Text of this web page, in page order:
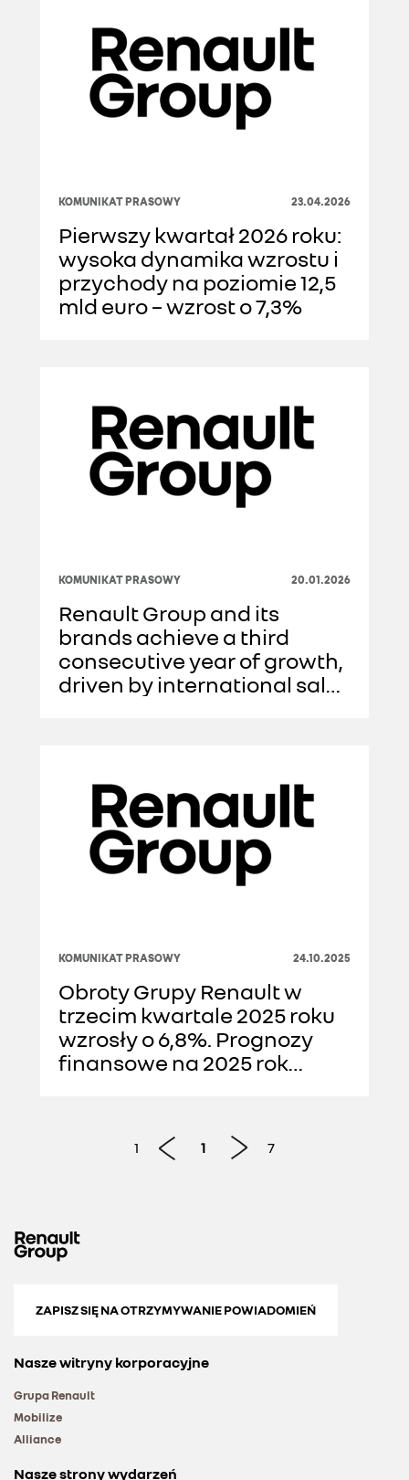
KOMUNIKAT PRASOWY 23.04.2026
Pierwszy kwartał 2026 roku:
wysoka dynamika wzrostu i
przychody na poziomie 12,5
mld euro – wzrost o 7,3%
KOMUNIKAT PRASOWY 20.01.2026
Renault Group and its
brands achieve a third
consecutive year of growth,
driven by international sales
KOMUNIKAT PRASOWY 24.10.2025
Obroty Grupy Renault w
trzecim kwartale 2025 roku
wzrosły o 6,8%. Prognozy
finansowe na 2025 rok
1 1 7
ZAPISZ SIĘ NA OTRZYMYWANIE POWIADOMIEŃ
Nasze witryny korporacyjne
Grupa Renault
Mobilize
Alliance
Nasze strony wydarzeń